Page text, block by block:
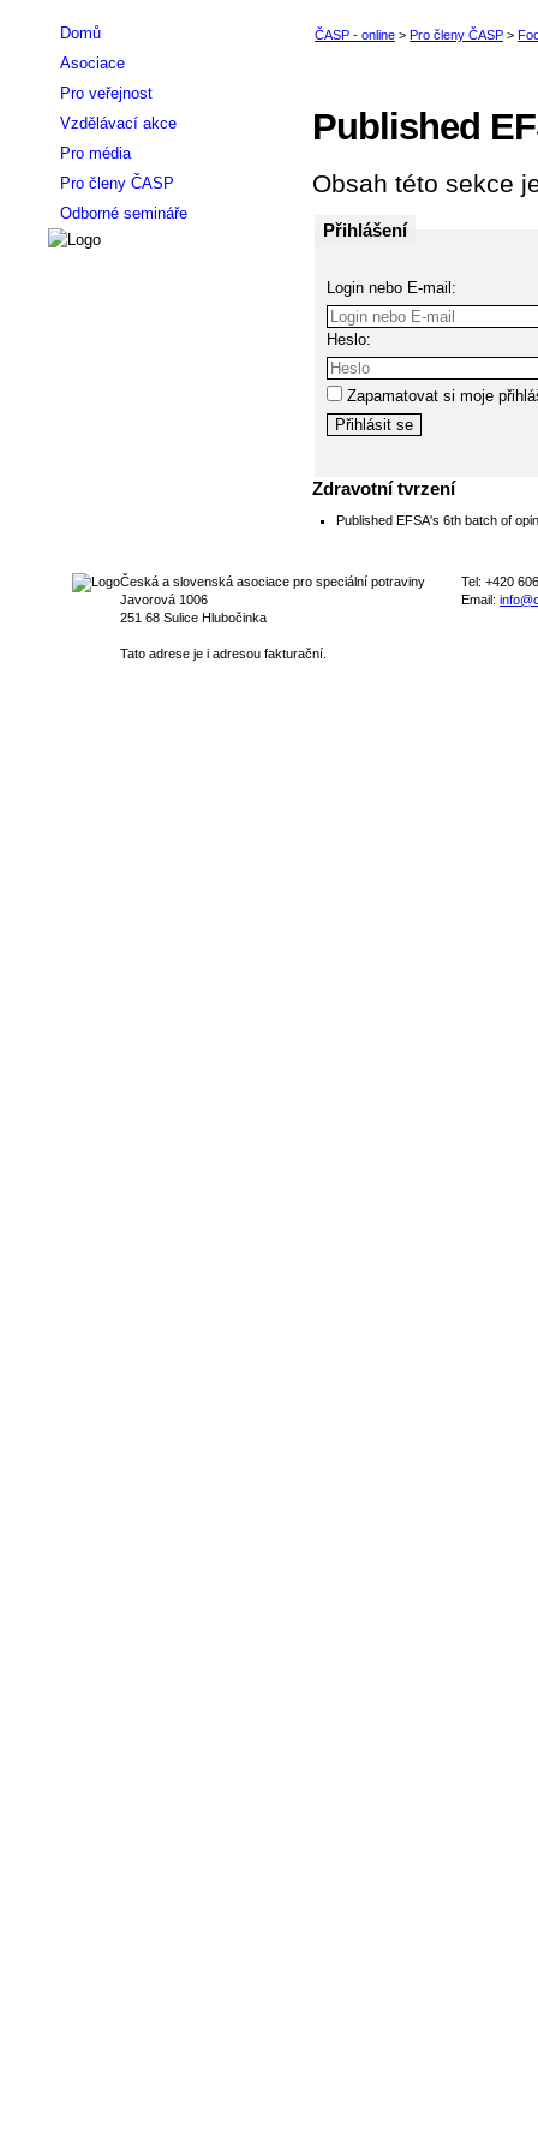
Published
Obsah této sekce
Přihlášení
Login nebo E-mail:
Heslo:
Zapamatovat si moje
Zdravotní tvrzení
Published EFSA's 6th batch of
Domů
Asociace
Pro veřejnost
Vzdělávací akce
Pro média
Pro členy ČASP
Odborné semináře
Česká a slovenská asociace pro speciální potraviny
Javorová 1006
251 68 Sulice Hlubočinka
Tato adrese je i adresou fakturační.
Tel: +420
Email: